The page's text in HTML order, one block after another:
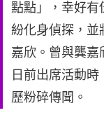
點點」，幸好
紛化身偵探，並
嘉欣。曾與龔嘉
日前出席活動
歷粉碎傳聞。